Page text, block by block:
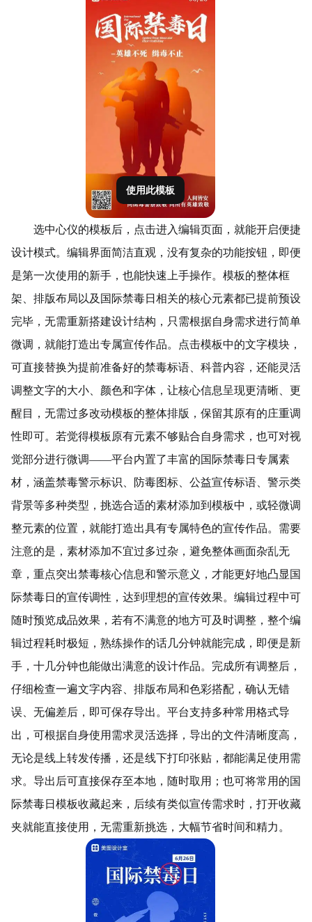
使用此模板
选中心仪的模板后， 点击进入编辑页面，就能开启便捷
设计模式。编辑界面简洁直观，没有复杂的功能按钮，即便
是第一次使用的新手，也能快速上手操作。模板的整体框
架、排版布局以及国际禁毒日相关的核心元素都已提前预设
完毕，无需重新搭建设计结构，只需根据自身需求进行简单
微调，就能打造出专属宣传作品。点击模板中的文字模块，
可直接替换为提前准备好的禁毒标语、科普内容，还能灵活
调整文字的大小、颜色和字体，让核心信息呈现更清晰、更
醒目，无需过多改动模板的整体排版，保留其原有的庄重调
性即可。若觉得模板原有元素不够贴合自身需求，也可对视
觉部分进行微调——平台内置了丰富的国际禁毒日专属素
材，涵盖禁毒警示标识、防毒图标、公益宣传标语、警示类
背景等多种类型，挑选合适的素材添加到模板中，或轻微调
整元素的位置，就能打造出具有专属特色的宣传作品。需要
注意的是，素材添加不宜过多过杂，避免整体画面杂乱无
章，重点突出禁毒核心信息和警示意义，才能更好地凸显国
际禁毒日的宣传调性，达到理想的宣传效果。编辑过程中可
随时预览成品效果，若有不满意的地方可及时调整，整个编
辑过程耗时极短，熟练操作的话几分钟就能完成，即便是新
手，十几分钟也能做出满意的设计作品。完成所有调整后，
仔细检查一遍文字内容、排版布局和色彩搭配，确认无错
误、无偏差后，即可保存导出。平台支持多种常用格式导
出，可根据自身使用需求灵活选择，导出的文件清晰度高，
无论是线上转发传播，还是线下打印张贴，都能满足使用需
求。导出后可直接保存至本地，随时取用；也可将常用的国
际禁毒日模板收藏起来，后续有类似宣传需求时，打开收藏
夹就能直接使用，无需重新挑选，大幅节省时间和精力。